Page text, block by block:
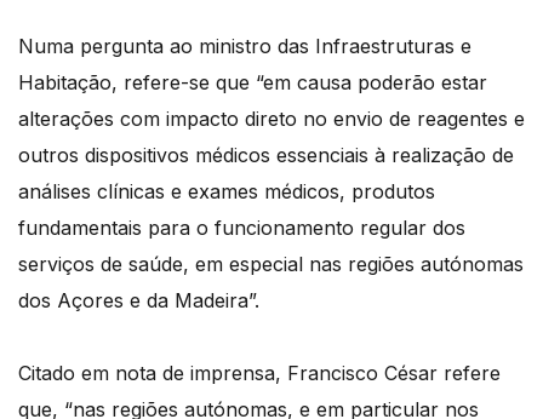
Numa pergunta ao ministro das Infraestruturas e
Habitação, refere-se que “em causa poderão estar
alterações com impacto direto no envio de reagentes e
outros dispositivos médicos essenciais à realização de
análises clínicas e exames médicos, produtos
fundamentais para o funcionamento regular dos
serviços de saúde, em especial nas regiões autónomas
dos Açores e da Madeira”.
Citado em nota de imprensa, Francisco César refere
que, “nas regiões autónomas, e em particular nos